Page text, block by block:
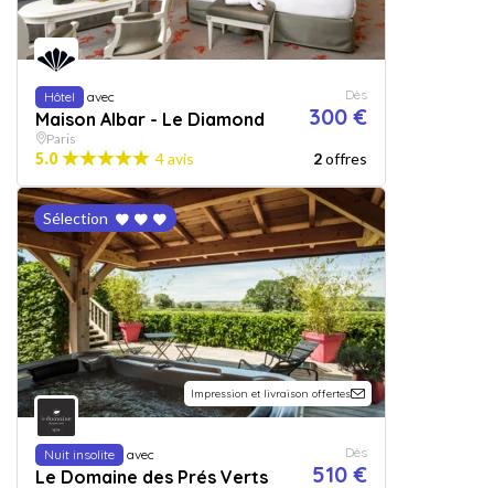
Hôtel avec
Maison Albar - Le Diamond
Dès
300 €
Paris
5.0 4 avis 2offres
Sélection
Impression et livraison offertes
Nuit insolite avec
Le Domaine des Prés Verts
Dès
510 €